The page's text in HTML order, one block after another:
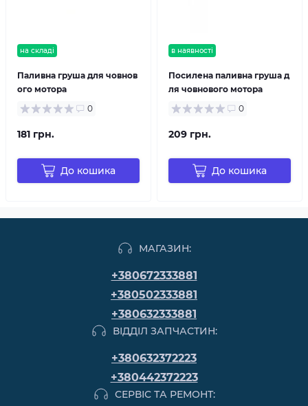
на складі
Паливна груша для човнов
ого мотора
0
181 грн.
До кошика
в наявності
Посилена паливна груша д
ля човнового мотора
0
209 грн.
До кошика
МАГАЗИН:
+380672333881
+380502333881
+380632333881
ВІДДІЛ ЗАПЧАСТИН:
+380632372223
+380442372223
СЕРВІС ТА РЕМОНТ: